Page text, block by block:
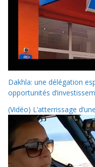
Dakhla: une délégation
opportunités
(Vidéo) L’atterrissage